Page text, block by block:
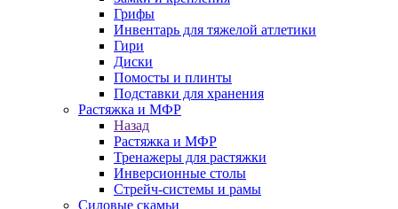
Грифы
Инвентарь для тяжелой атлетики
Гири
Диски
Помосты и плинты
Подставки для хранения
Растяжка и МФР
Назад
Растяжка и МФР
Тренажеры для растяжки
Инверсионные столы
Стрейч-системы и рамы
Силовые скамьи